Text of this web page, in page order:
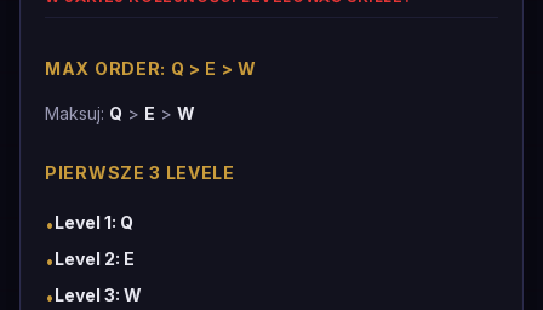
MAX ORDER: Q > E > W
Maksuj: Q > E > W
PIERWSZE 3 LEVELE
•Level 1: Q
•Level 2: E
•Level 3: W